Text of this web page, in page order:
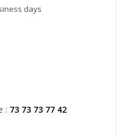
days
: 73 73 73 77 42